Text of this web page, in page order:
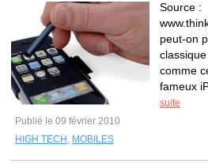
Source :
peut-on
comme
fameux
suite
Publié le 09 février 2010
HIGH TECH , MOBILES